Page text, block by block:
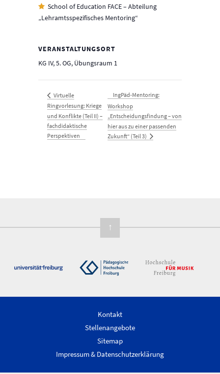
VERANSTALTUNGSORT
KG IV, 5. OG, Übungsraum 1
School of Education FACE – Abteilung
„Lehramtsspezifisches Mentoring“
Virtuelle
Ringvorlesung: Kriege
und Konflikte (Teil II) –
fachdidaktische
Perspektiven
IngPäd-Mentoring:
Workshop
„Entscheidungsfindung – von
hier aus zu einer passenden
Zukunft“ (Teil 3)
↑
Kontakt
Stellenangebote
Sitemap
Impressum & Datenschutzerklärung